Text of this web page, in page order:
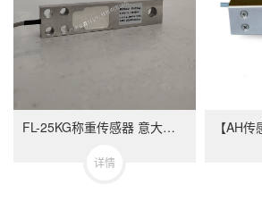
FL-25KG称重传感器 意大利NBC品牌单点式传感器
详情